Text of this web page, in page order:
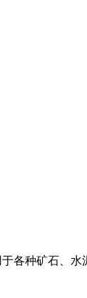
各种矿石、